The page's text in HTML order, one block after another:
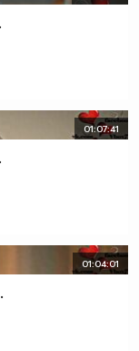
01:07:41
01:04:01